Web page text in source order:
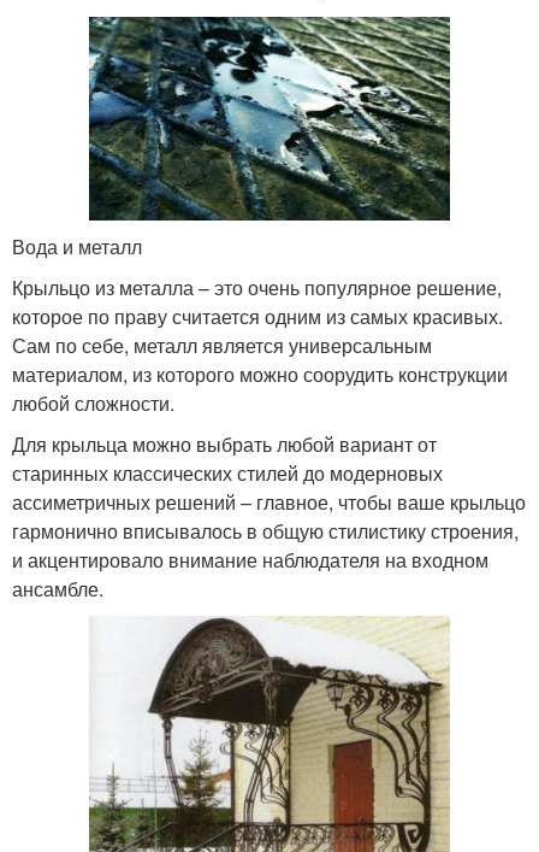
Вода и металл
Крыльцо из металла – это очень популярное решение,
которое по праву считается одним из самых красивых.
Сам по себе, металл является универсальным
материалом, из которого можно соорудить конструкции
любой сложности.
Для крыльца можно выбрать любой вариант от
старинных классических стилей до модерновых
ассиметричных решений – главное, чтобы ваше крыльцо
гармонично вписывалось в общую стилистику строения,
и акцентировало внимание наблюдателя на входном
ансамбле.